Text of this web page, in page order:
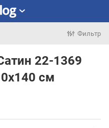
Фильтр
22-1369
см